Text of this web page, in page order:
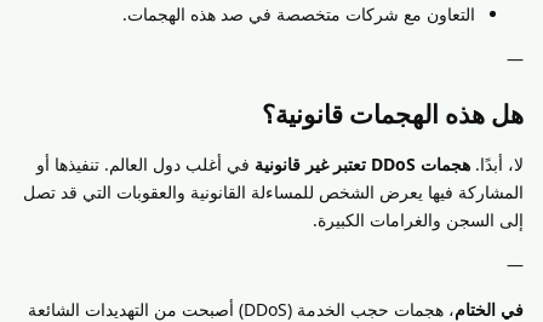
التعاون مع شركات متخصصة في صد هذه الهجمات.
—
هل هذه الهجمات قانونية؟
لا، أبدًا. هجمات DDoS تعتبر غير قانونية
في أغلب دول العالم. تنفيذها أو
المشاركة فيها يعرض الشخص للمساءلة القانونية والعقوبات التي قد تصل
إلى السجن والغرامات الكبيرة.
—
في الختام
، هجمات حجب الخدمة (DDoS) أصبحت من التهديدات الشائعة